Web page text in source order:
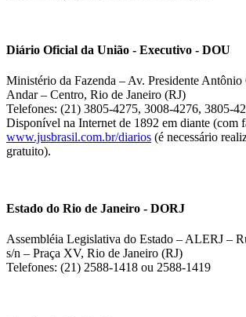
Diário Oficial da União - Executivo - DOU
Ministério da Fazenda – Av. Presidente Antônio
Andar – Centro, Rio de Janeiro (RJ)
Telefones: (21) 3805-4275, 3008-4276, 3805-
Disponível na Internet de 1892 em diante (com
www.jusbrasil.com.br/diarios (é necessário
gratuito).
Estado do Rio de Janeiro - DORJ
Assembléia Legislativa do Estado – ALERJ –
s/n – Praça XV, Rio de Janeiro (RJ)
Telefones: (21) 2588-1418 ou 2588-1419